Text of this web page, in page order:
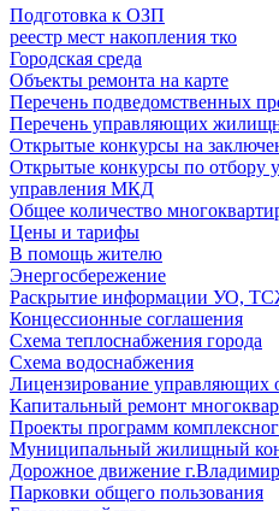
Подготовка к ОЗП
реестр мест накопления тко
Городская среда
Объекты ремонта на карте
Перечень подведомственных
Перечень управляющих
Открытые конкурсы на
Открытые конкурсы по отбору
управления МКД
Общее количество
Цены и тарифы
В помощь жителю
Энергосбережение
Раскрытие информации УО,
Концессионные соглашения
Схема теплоснабжения города
Схема водоснабжения
Лицензирование управляющих
Капитальный ремонт
Проекты программ
Муниципальный жилищный
Дорожное движение
Парковки общего пользования